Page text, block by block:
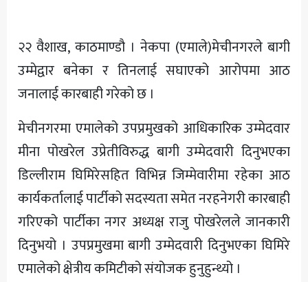
२२ वैशाख, काठमाण्डौ । नेकपा (एमाले)मेचीनगरले बागी
उम्मेद्वार बनेका र तिनलाई सघाएको आरोपमा आठ
जनालाई कारबाही गरेको छ ।
मेचीनगरमा एमालेको उपप्रमुखको आधिकारिक उम्मेदवार
मीना पोखरेल उप्रेतीविरुद्ध बागी उम्मेदवारी दिनुभएका
डिल्लीराम घिमिरेसहित विभिन्न जिम्मेवारीमा रहेका आठ
कार्यकर्तालाई पार्टीको सदस्यता समेत नरहनेगरी कारबाही
गरिएको पार्टीका नगर अध्यक्ष राजु पोखरेलले जानकारी
दिनुभयो । उपप्रमुखमा बागी उम्मेदवारी दिनुभएका घिमिरे
एमालेको क्षेत्रीय कमिटीको संयोजक हुनुहुन्थ्यो ।